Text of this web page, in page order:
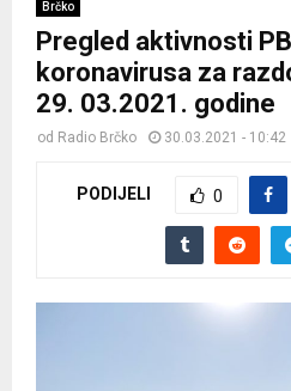
Brčko
Pregled aktivnosti
koronavirusa za
29. 03.2021. godine
od Radio Brčko 30.03.2021 - 10:42
PODIJELI 0